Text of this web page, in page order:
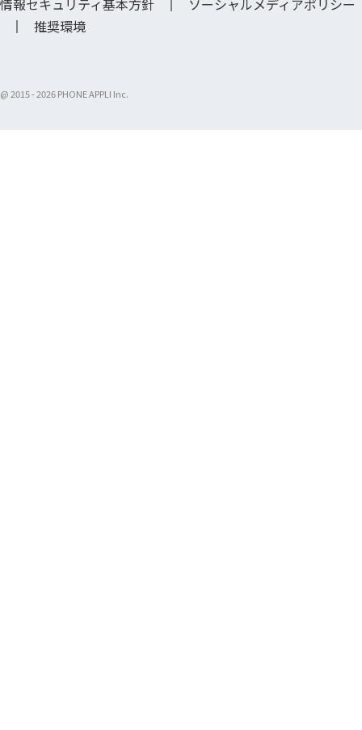
情報セキュリティ基本方針
ソーシャルメディアポリシー
推奨環境
@ 2015 -2026 PHONE APPLI Inc.